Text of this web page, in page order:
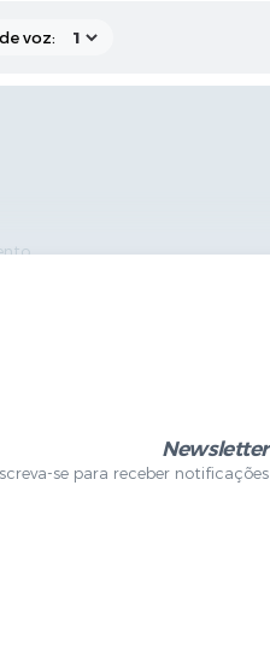
voz:
de Demandas Internas
Seletivo
Newsletter
se para receber notificações